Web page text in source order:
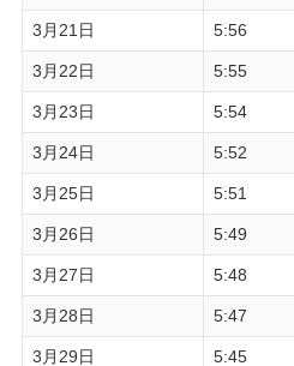
3月21日 5:56
3月22日 5:55
3月23日 5:54
3月24日 5:52
3月25日 5:51
3月26日 5:49
3月27日 5:48
3月28日 5:47
3月29日 5:45